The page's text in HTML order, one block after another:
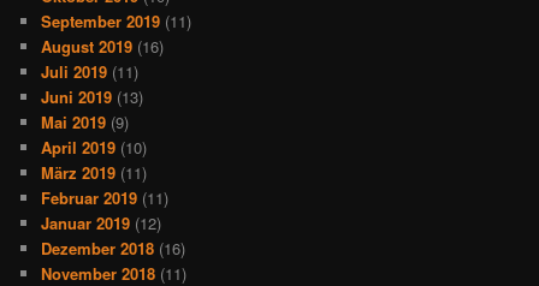
September 2019 (11)
August 2019 (16)
Juli 2019 (11)
Juni 2019 (13)
Mai 2019 (9)
April 2019 (10)
März 2019 (11)
Februar 2019 (11)
Januar 2019 (12)
Dezember 2018 (16)
November 2018 (11)